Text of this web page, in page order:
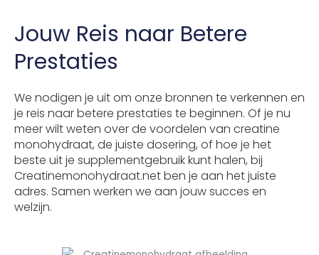
Jouw Reis naar Betere
Prestaties
We nodigen je uit om onze bronnen te verkennen en
je reis naar betere prestaties te beginnen. Of je nu
meer wilt weten over de voordelen van creatine
monohydraat, de juiste dosering, of hoe je het
beste uit je supplementgebruik kunt halen, bij
Creatinemonohydraat.net ben je aan het juiste
adres. Samen werken we aan jouw succes en
welzijn.